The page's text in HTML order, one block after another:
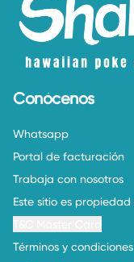
Conócenos
Whatsapp
Portal de facturación
Trabaja con nosotros
Este sitio es propiedad
Términos y condiciones